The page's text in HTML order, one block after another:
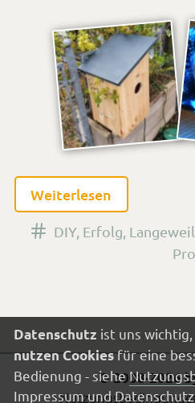
Weiterlesen
Versehen
DIY, Erfolg
Impressum© 2008-2026
Datenschutz ist uns
nutzen Cookiesfür eine
Bedienung - siehe
Impressum und Datenschutz